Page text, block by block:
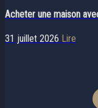
Acheter une maison
31 juillet 2026 Lire